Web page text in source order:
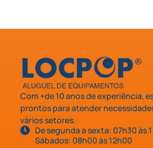
Com +de 10 anos de experiência,
prontos para atender
vários setores.
De segunda a sexta: 07h30 às
Sábados: 08h00 às 12h00